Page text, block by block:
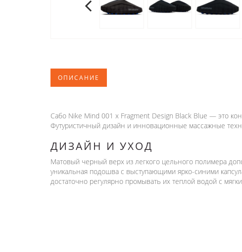
ОПИСАНИЕ
Сабо Nike Mind 001 x Fragment Design Black Blue — это
Футуристичный дизайн и инновационные массажные
ДИЗАЙН И УХОД
Матовый черный верх из легкого цельного полимера
уникальная подошва с выступающими ярко-синими
достаточно регулярно промывать их теплой водой с